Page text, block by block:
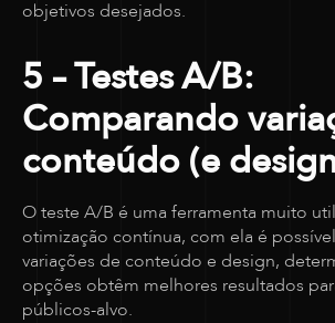
objetivos desejados.
5 – Testes A/B:
Comparando
conteúdo (e
O teste A/B é uma ferramenta muito
otimização contínua, com ela é
variações de conteúdo e design,
opções obtêm melhores resultados
públicos-alvo.